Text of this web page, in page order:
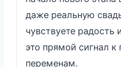
даже реальную
чувствуете радость
это прямой сигнал к
переменам.